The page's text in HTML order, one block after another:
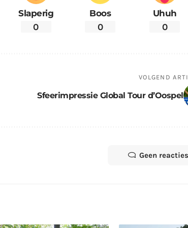
Slaperig
0
Boos
0
Uhuh
0
VOLGEND
Sfeerimpressie Global Tour d’Oospel
Geen reacties